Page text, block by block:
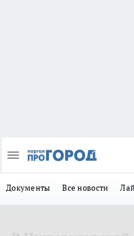
Документы Все новости